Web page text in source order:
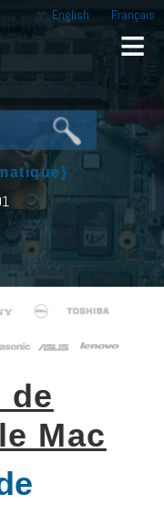
English Français
IT
dépannage informatique,
de
Mac